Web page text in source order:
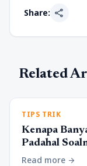
Share: share
Related
TIPS TRIK
Kenapa
Padahal
Read more arrow_forward